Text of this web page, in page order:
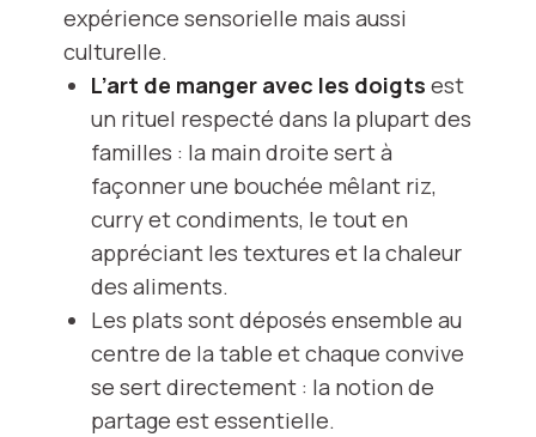
expérience sensorielle mais aussi
culturelle.
L’art de manger avec les doigts est
un rituel respecté dans la plupart des
familles : la main droite sert à
façonner une bouchée mêlant riz,
curry et condiments, le tout en
appréciant les textures et la chaleur
des aliments.
Les plats sont déposés ensemble au
centre de la table et chaque convive
se sert directement : la notion de
partage est essentielle.